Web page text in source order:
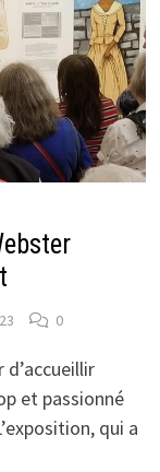
0
et passionné
qui a